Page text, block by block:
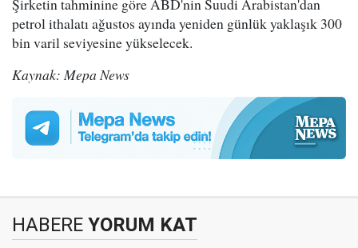
Şirketin tahminine göre ABD'nin Suudi Arabistan'dan
petrol ithalatı ağustos ayında yeniden günlük yaklaşık 300
bin varil seviyesine yükselecek.
Kaynak: Mepa News
HABERE YORUM KAT